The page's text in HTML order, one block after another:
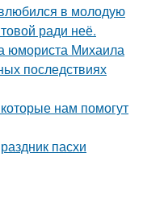
в молодую
ради неё.
юмориста Михаила
последствиях
нам помогут
пасхи